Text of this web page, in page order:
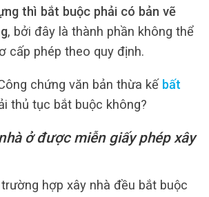
thì bắt buộc phải có bản vẽ
, bởi đây là thành phần không thể
cấp phép theo quy định.
chứng văn bản thừa kế bất
thủ tục bắt buộc không?
ở được miễn giấy phép xây
hợp xây nhà đều bắt buộc